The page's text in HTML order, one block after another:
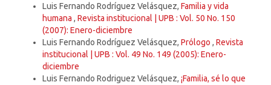
Luis Fernando Rodríguez Velásquez, Familia y vida
humana , Revista institucional | UPB : Vol. 50 No. 150
(2007): Enero-diciembre
Luis Fernando Rodríguez Velásquez, Prólogo , Revista
institucional | UPB : Vol. 49 No. 149 (2005): Enero-
diciembre
Luis Fernando Rodriguez Velásquez, ¡Familia, sé lo que